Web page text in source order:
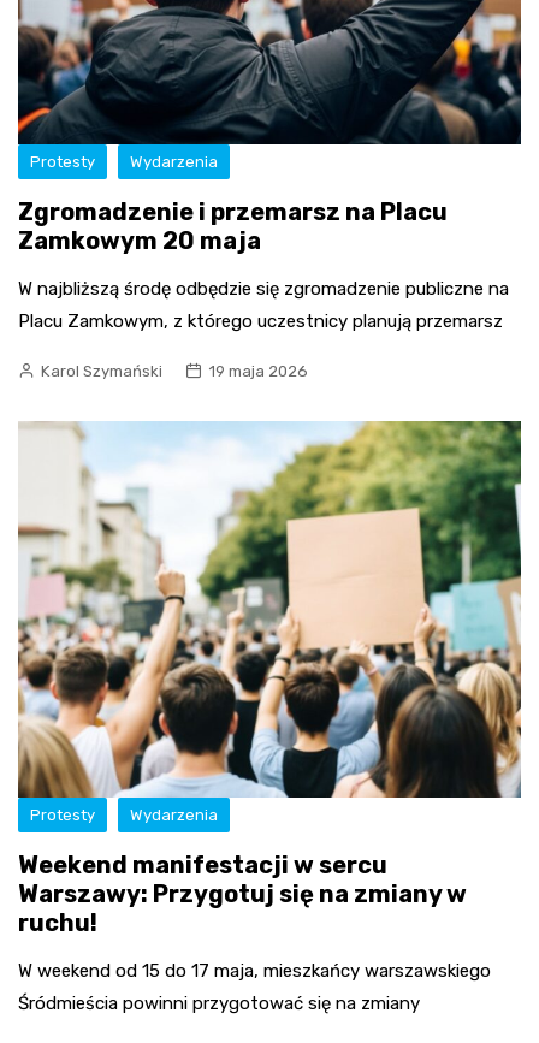
Protesty Wydarzenia
Zgromadzenie i przemarsz na Placu
Zamkowym 20 maja
W najbliższą środę odbędzie się zgromadzenie publiczne na
Placu Zamkowym, z którego uczestnicy planują przemarsz
Karol Szymański 19 maja 2026
Protesty Wydarzenia
Weekend manifestacji w sercu
Warszawy: Przygotuj się na zmiany w
ruchu!
W weekend od 15 do 17 maja, mieszkańcy warszawskiego
Śródmieścia powinni przygotować się na zmiany